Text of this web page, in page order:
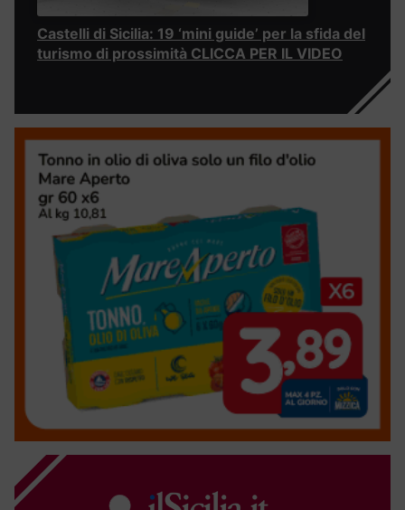
Castelli di Sicilia: 19 ‘mini guide’ per la sfida del
turismo di prossimità CLICCA PER IL VIDEO